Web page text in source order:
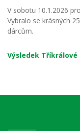
V sobotu 10.1.2026
Vybralo se krásných
dárcům.
Výsledek Tříkrálové